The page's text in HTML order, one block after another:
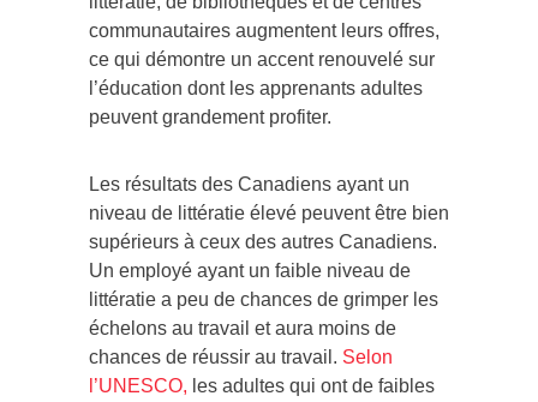
communautaires augmentent leurs offres,
ce qui démontre un accent renouvelé sur
l’éducation dont les apprenants adultes
peuvent grandement profiter.
Les résultats des Canadiens ayant un
niveau de littératie élevé peuvent être bien
supérieurs à ceux des autres Canadiens.
Un employé ayant un faible niveau de
littératie a peu de chances de grimper les
échelons au travail et aura moins de
chances de réussir au travail. Selon
l’UNESCO, les adultes qui ont de faibles